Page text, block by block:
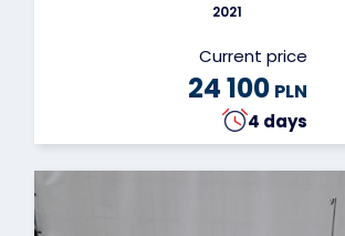
2021
Current price
24 100 PLN
4 days